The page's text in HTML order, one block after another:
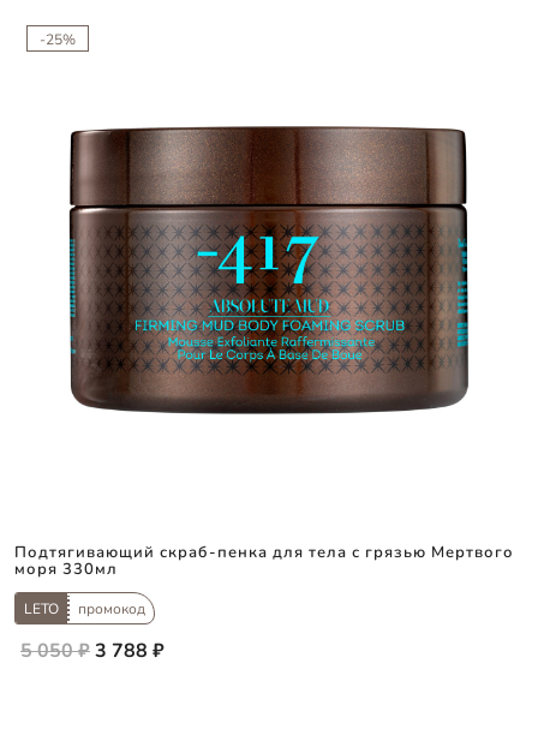
-25%
Подтягивающий скраб-пенка для тела с грязью Мертвого
моря 330мл
LETO промокод
5 050 ₽3 788 ₽